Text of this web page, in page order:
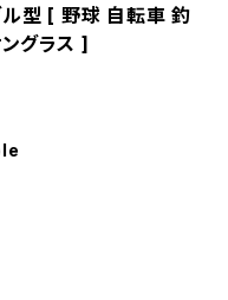
型 [ 野球 自転車 釣
グラス ]